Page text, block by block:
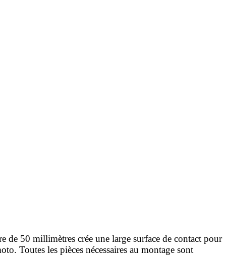
de 50 millimètres crée une large surface de contact pour
Toutes les pièces nécessaires au montage sont